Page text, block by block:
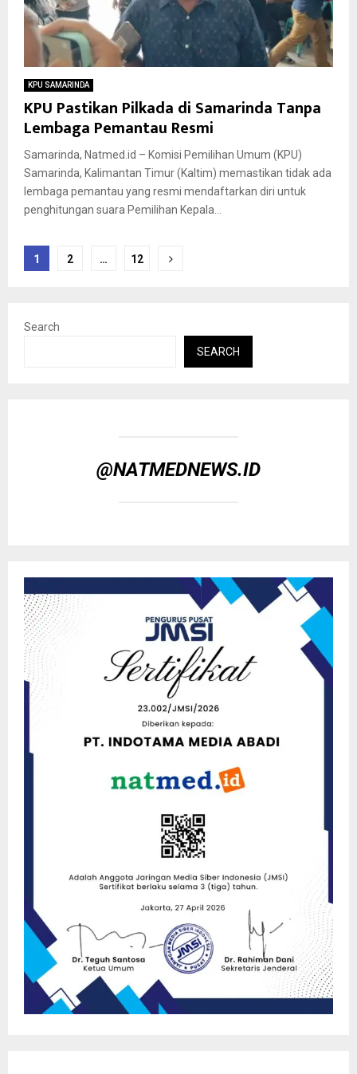
KPU SAMARINDA
KPU Pastikan Pilkada di Samarinda Tanpa
Lembaga Pemantau Resmi
Samarinda, Natmed.id – Komisi Pemilihan Umum (KPU)
Samarinda, Kalimantan Timur (Kaltim) memastikan tidak ada
lembaga pemantau yang resmi mendaftarkan diri untuk
penghitungan suara Pemilihan Kepala...
Posts
1 2 … 12
Search
SEARCH
@NATMEDNEWS.ID